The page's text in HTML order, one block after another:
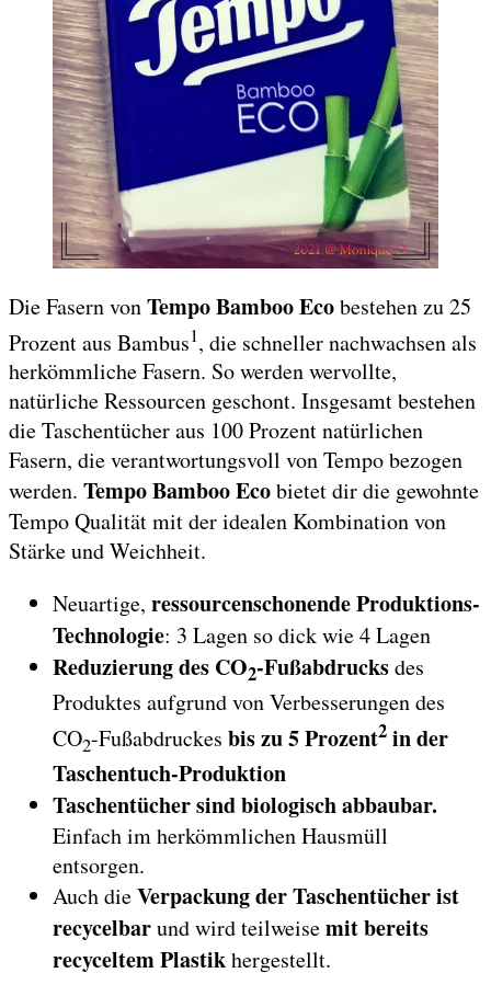
Die Fasern vonTempo Bamboo Ecobestehen zu 25
Prozent aus Bambus1, die schneller nachwachsen als
herkömmliche Fasern. So werden wervollte,
natürliche Ressourcen geschont. Insgesamt bestehen
die Taschentücher aus 100 Prozent natürlichen
Fasern, die verantwortungsvoll von Tempo bezogen
werden. Tempo Bamboo Ecobietet dir die gewohnte
Tempo Qualität mit der idealen Kombination von
Stärke und Weichheit.
Neuartige, ressourcenschonende Produktions-
Technologie: 3 Lagen so dick wie 4 Lagen
Reduzierung des CO2-Fußabdrucksdes
Produktes aufgrund von Verbesserungen des
CO2-Fußabdruckes bis zu 5 Prozent2 in der
Taschentuch-Produktion
Taschentücher sind biologisch abbaubar.
Einfach im herkömmlichen Hausmüll
entsorgen.
Auch dieVerpackung der Taschentücher ist
recycelbarund wird teilweisemit bereits
recyceltem Plastikhergestellt.